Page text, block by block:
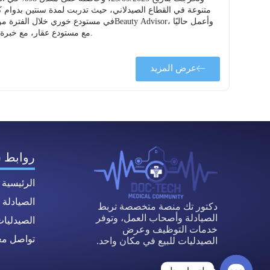
Beauty Advisor مع مستودع عقار، مع خبرة في تقديم الاستشارات الدوائية والتجميلية، والتواصل الفعال مع العملاء، وتحقيق أهداف المبيعات، والعمل ضمن فريق باحترافية.
عرض المزيد
دكتور تك منصة متخصصة تربط
الصيادلة وأصحاب العمل، وتوفر
خدمات التوظيف وعرض
الصيدليات للبيع في مكان واحد.
روابط
الرئيسية
الصيادلة
تواصل